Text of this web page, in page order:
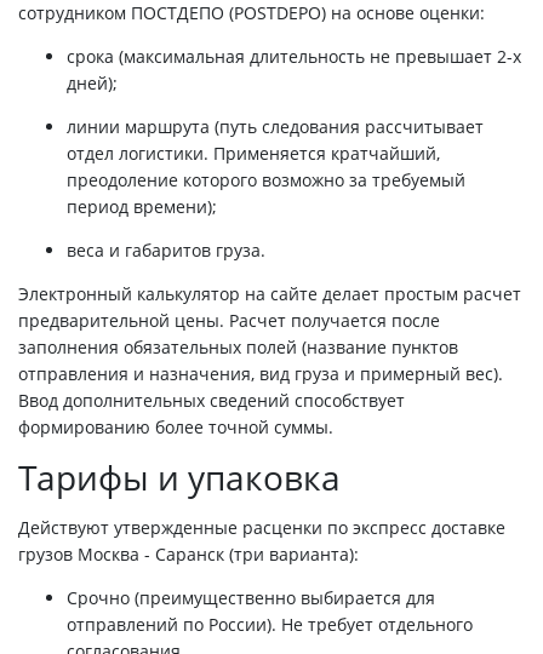
сотрудником ПОСТДЕПО (POSTDEPO) на основе оценки:
срока (максимальная длительность не превышает 2-х
дней);
линии маршрута (путь следования рассчитывает
отдел логистики. Применяется кратчайший,
преодоление которого возможно за требуемый
период времени);
веса и габаритов груза.
Электронный калькулятор на сайте делает простым расчет
предварительной цены. Расчет получается после
заполнения обязательных полей (название пунктов
отправления и назначения, вид груза и примерный вес).
Ввод дополнительных сведений способствует
формированию более точной суммы.
Тарифы и упаковка
Действуют утвержденные расценки по экспресс доставке
грузов Москва - Саранск (три варианта):
Срочно (преимущественно выбирается для
отправлений по России). Не требует отдельного